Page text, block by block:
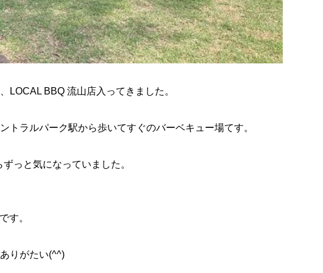
LOCAL BBQ 流山店入ってきました。
トラルパーク駅から歩いてすぐのバーベキュー場てす。
っと気になっていました。
す。
りがたい(^^)